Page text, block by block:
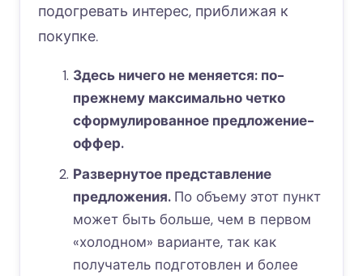
подогревать интерес, приближая к
покупке.
Здесь ничего не меняется: по-
прежнему максимально четко
сформулированное предложение-
оффер.
Развернутое представление
предложения. По объему этот пункт
может быть больше, чем в первом
«холодном» варианте, так как
получатель подготовлен и более